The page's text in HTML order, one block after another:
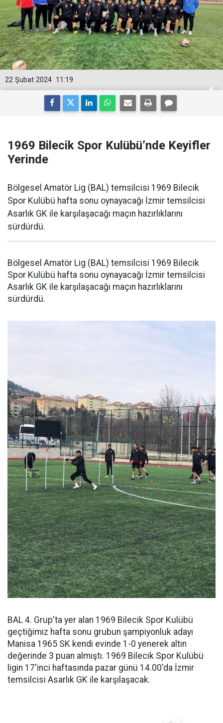
11:19
22 Şubat 2024
1969 Bilecik Spor Kulübü’nde Keyifler
Yerinde
Bölgesel Amatör Lig (BAL) temsilcisi 1969 Bilecik
Spor Kulübü hafta sonu oynayacağı İzmir temsilcisi
Asarlık GK ile karşılaşacağı maçın hazırlıklarını
sürdürdü.
Bölgesel Amatör Lig (BAL) temsilcisi 1969 Bilecik
Spor Kulübü hafta sonu oynayacağı İzmir temsilcisi
Asarlık GK ile karşılaşacağı maçın hazırlıklarını
sürdürdü.
BAL 4. Grup'ta yer alan 1969 Bilecik Spor Kulübü
geçtiğimiz hafta sonu grubun şampiyonluk adayı
Manisa 1965 SK kendi evinde 1-0 yenerek altın
değerinde 3 puan almıştı. 1969 Bilecik Spor Kulübü
ligin 17'inci haftasında pazar günü 14.00'da İzmir
temsilcisi Asarlık GK ile karşılaşacak.